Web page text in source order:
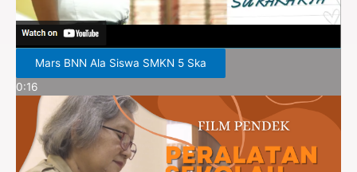
Mars BNN Ala Siswa SMKN 5 Ska
0:16